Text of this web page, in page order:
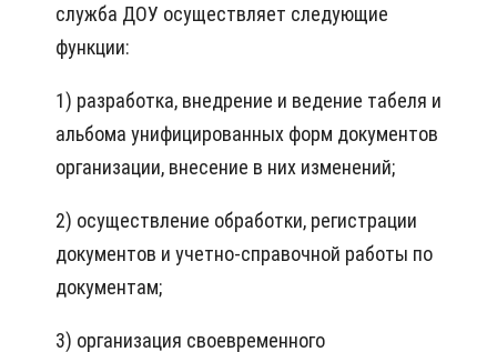
служба ДОУ осуществляет следующие
функции:
1) разработка, внедрение и ведение табеля и
альбома унифицированных форм документов
организации, внесение в них изменений;
2) осуществление обработки, регистрации
документов и учетно-справочной работы по
документам;
3) организация своевременного